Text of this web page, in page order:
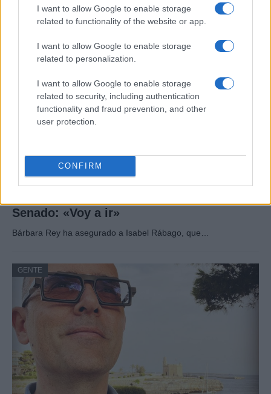
I want to allow Google to enable storage
related to functionality of the website or app.
I want to allow Google to enable storage
related to personalization.
I want to allow Google to enable storage
related to security, including authentication
functionality and fraud prevention, and other
user protection.
CONFIRM
El hijo del actor Javier Gutiérrez, es Mateo,…
GENTE
Senado: «Voy a ir»
Bárbara Rey ha asegurado a Isabel Rábago, que…
GENTE